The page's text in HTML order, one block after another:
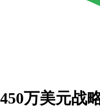
万美元